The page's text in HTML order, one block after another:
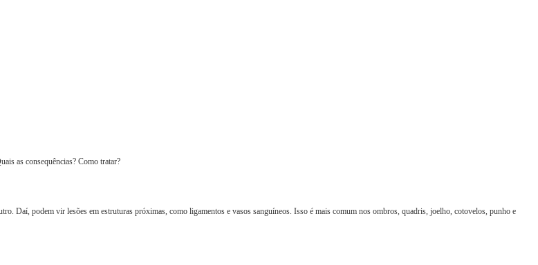
as consequências? Como tratar?
Daí, podem vir lesões em estruturas próximas, como ligamentos e vasos sanguíneos. Isso é mais comum nos ombros, quadris, joelho, cotovelos, punho e